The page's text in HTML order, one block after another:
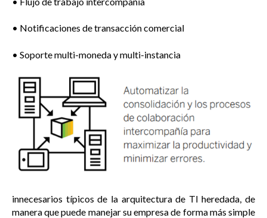
• Notificaciones de transacción comercial
• Soporte multi-moneda y multi-instancia
innecesarios típicos de la arquitectura de TI heredada, de
manera que puede manejar su empresa de forma más simple